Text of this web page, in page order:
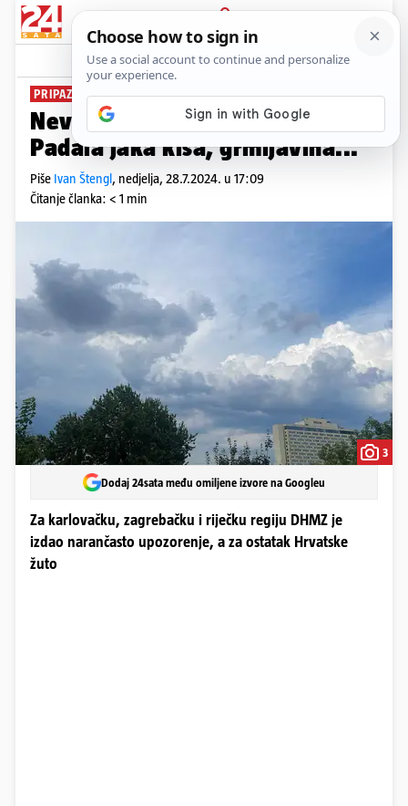
PRIJAVA
News Komentari
PRIPAZITE
Nevrijeme zahvatilo Hrvatsku:
Padala jaka kiša, grmljavina...
Piše Ivan Štengl, nedjelja, 28.7.2024. u 17:09
Čitanje članka: < 1 min
3
Dodaj 24sata među omiljene izvore na Googleu
Za karlovačku, zagrebačku i riječku regiju DHMZ je
izdao narančasto upozorenje, a za ostatak Hrvatske
žuto